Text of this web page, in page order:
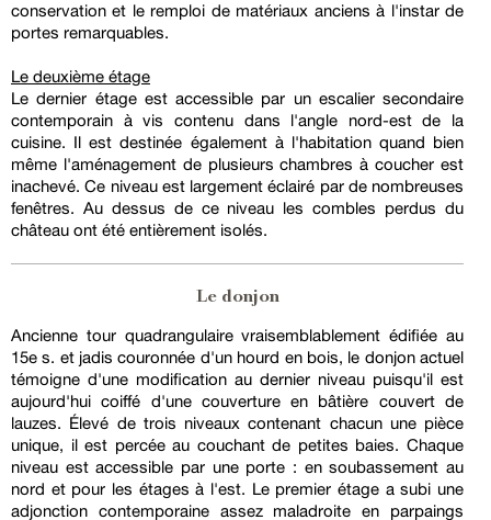
conservation et le remploi de matériaux anciens à l'instar de
portes remarquables.
Le deuxième étage
Le dernier étage est accessible par un escalier secondaire
contemporain à vis contenu dans l'angle nord-est de la
cuisine. Il est destinée également à l'habitation quand bien
même l'aménagement de plusieurs chambres à coucher est
inachevé. Ce niveau est largement éclairé par de nombreuses
fenêtres. Au dessus de ce niveau les combles perdus du
château ont été entièrement isolés.
Le donjon
Ancienne tour quadrangulaire vraisemblablement édifiée au
15e s. et jadis couronnée d'un hourd en bois, le donjon actuel
témoigne d'une modification au dernier niveau puisqu'il est
aujourd'hui coiffé d'une couverture en bâtière couvert de
lauzes. Élevé de trois niveaux contenant chacun une pièce
unique, il est percée au couchant de petites baies. Chaque
niveau est accessible par une porte : en soubassement au
nord et pour les étages à l'est. Le premier étage a subi une
adjonction contemporaine assez maladroite en parpaings